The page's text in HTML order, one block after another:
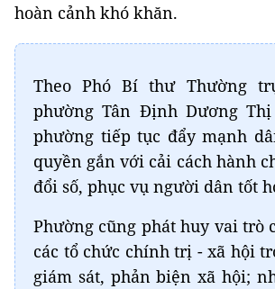
hoàn cảnh khó khăn.
Theo Phó Bí thư Thường
phường Tân Định Dương Thị
phường tiếp tục đẩy mạnh
quyền gắn với cải cách hành
đổi số, phục vụ người dân tốt
Phường cũng phát huy vai trò
các tổ chức chính trị - xã hội
giám sát, phản biện xã hội;